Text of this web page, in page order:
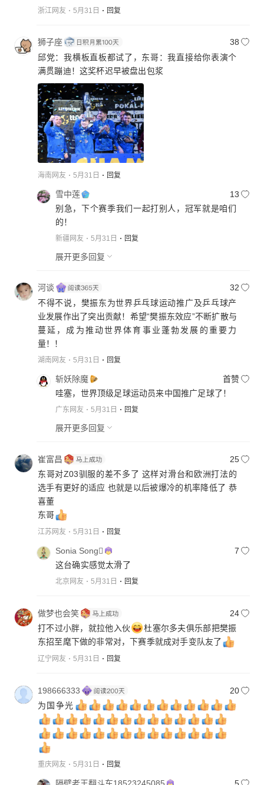
浙江网友 5月31日 回复
狮子座
38
邱党：我横板直板都试了，东哥：我直接给你表演个
满贯蹦迪！这奖杯迟早被盘出包浆
海南网友 5月31日 回复
雪中莲
13
别急，下个赛季我们一起打别人，冠军就是咱们
的！
新疆网友 5月31日 回复
展开更多回复
河谈
32
不得不说，樊振东为世界乒乓球运动推广及乒乓球产
业发展作出了突出贡献！希望“樊振东效应”不断扩散与
蔓延，成为推动世界体育事业蓬勃发展的重要力
量！！
湖南网友 5月31日 回复
斩妖除魔
首赞
哇塞，世界顶级足球运动员来中国推广足球了！
广东网友 5月31日 回复
展开更多回复
崔富昌
25
东哥对Z03驯服的差不多了 这样对滑台和欧洲打法的
选手有更好的适应 也就是以后被爆冷的机率降低了 恭
喜董
东哥
江苏网友 5月31日 回复
Sonia Song
7
这台确实感觉太滑了
北京网友 5月31日 回复
做梦也会笑
24
打不过小胖，就拉他入伙
杜塞尔多夫俱乐部把樊振
东招至麾下做的非常对，下赛季就成对手变队友了
辽宁网友 5月31日 回复
198666333
20
为国争光
重庆网友 5月31日 回复